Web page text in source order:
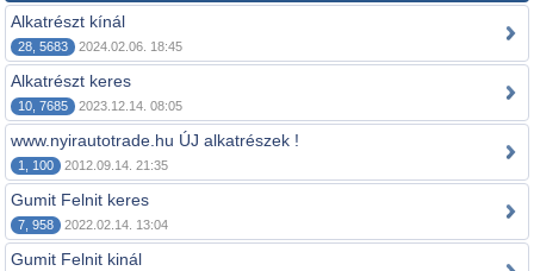
Alkatrészt kínál
28, 5683 2024.02.06. 18:45
Alkatrészt keres
10, 7685 2023.12.14. 08:05
www.nyirautotrade.hu ÚJ alkatrészek !
1, 100 2012.09.14. 21:35
Gumit Felnit keres
7, 958 2022.02.14. 13:04
Gumit Felnit kinál